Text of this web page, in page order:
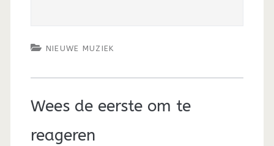
NIEUWE MUZIEK
Wees de eerste om te
reageren